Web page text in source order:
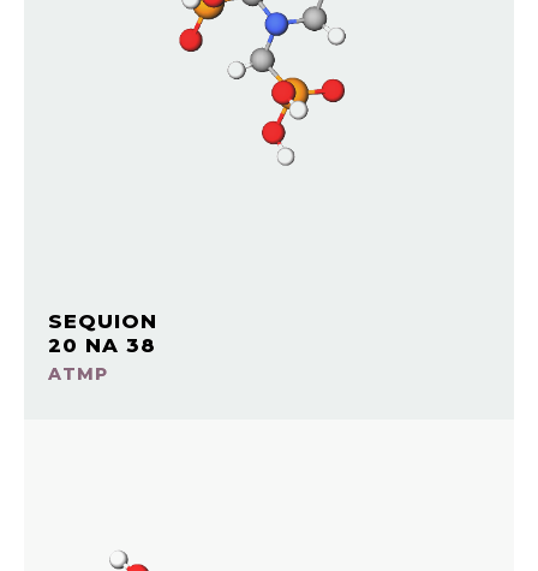
SEQUION
20 NA 38
ATMP